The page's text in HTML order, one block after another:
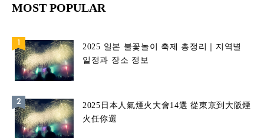
MOST POPULAR
2025 일본 불꽃놀이 축제 총정리｜지역별
일정과 장소 정보
2025日本人氣煙火大會14選 從東京到大阪煙
火任你選